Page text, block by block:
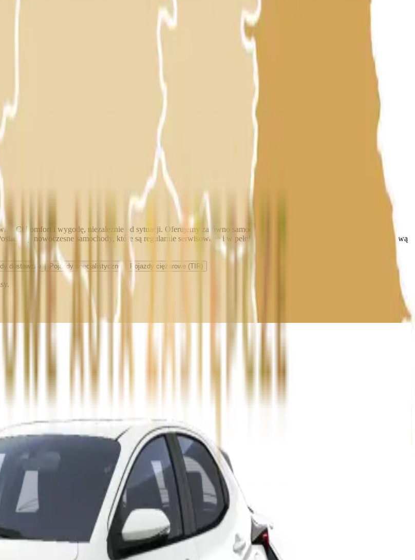
Ci komfort i wygodę, niezależnie od sytuacji. Oferujemy zarówno samochody osobowe, rodzinne, luksusowe, jak i
nowoczesne samochody, które są regularnie serwisowane i w pełni sprawne, abyś mógł cieszyć się bezproblemową
dostawcze Pojazdy specjalistyczne Pojazdy ciężarowe (TIR)